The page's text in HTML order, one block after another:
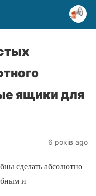
ящики для
6 років ago
сделать абсолютно
и